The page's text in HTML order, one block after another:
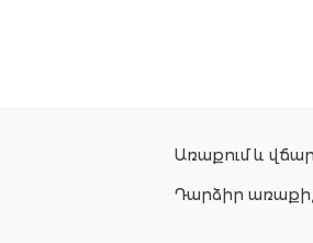
Առաքում և
Դարձիր